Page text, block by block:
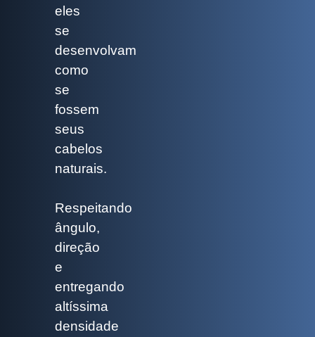
eles
se
desenvolvam
como
se
fossem
seus
cabelos
naturais.
Respeitando
ângulo,
direção
e
entregando
altíssima
densidade